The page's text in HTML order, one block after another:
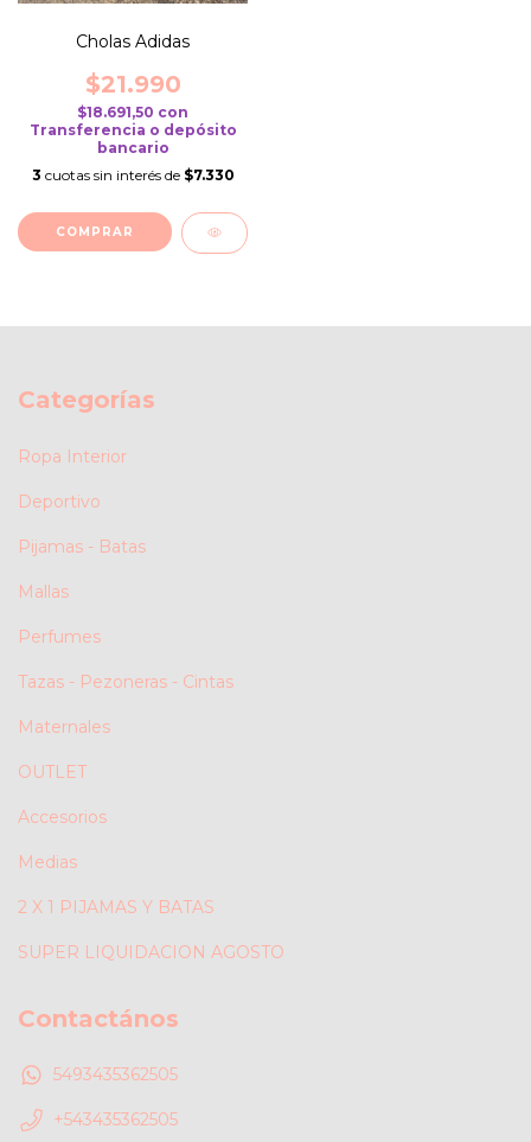
Cholas Adidas
$21.990
$18.691,50 con
Transferencia o depósito
bancario
3 cuotas sin interés de $7.330
COMPRAR
Categorías
Ropa Interior
Deportivo
Pijamas - Batas
Mallas
Perfumes
Tazas - Pezoneras - Cintas
Maternales
OUTLET
Accesorios
Medias
2 X 1 PIJAMAS Y BATAS
SUPER LIQUIDACION AGOSTO
Contactános
5493435362505
+543435362505